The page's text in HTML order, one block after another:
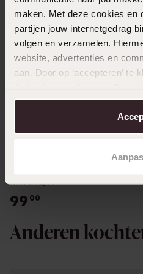
maken. Met deze cookies en
partijen jouw internetgedrag
volgen en verzamelen.
website, advertenties en
aan. Door op ‘accepteren’ te
over in onscookiebeleid.
RH999QX9
99 00
Anderen